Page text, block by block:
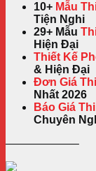
10+ Mẫu
Tiện Nghi
29+ Mẫu
Hiện Đại
Thiết Kế
& Hiện Đại
Đơn Giá
Nhất 2026
Báo Giá
Chuyên
——————–